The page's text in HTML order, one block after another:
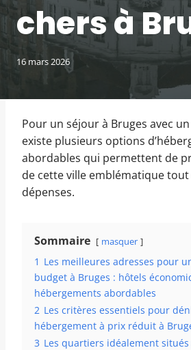
chers à
16 mars 2026
Pour un séjour à Bruges avec
existe plusieurs options
abordables qui permettent de
de cette ville emblématique
dépenses.
Sommaire masquer
1 Les meilleures adresses pour
budget à Bruges : hôtels
hébergements abordables
2 Les critères essentiels pour
hébergement à prix réduit à
3 Les quartiers idéalement